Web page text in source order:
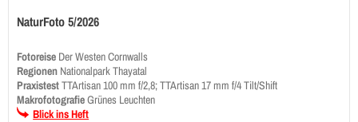
NaturFoto 5/2026
Fotoreise Der Westen Cornwalls
Regionen Nationalpark Thayatal
PraxistestTTArtisan 100 mm f/2,8; TTArtisan 17 mm f/4 Tilt/Shift
MakrofotografieGrünes Leuchten
Blick ins Heft